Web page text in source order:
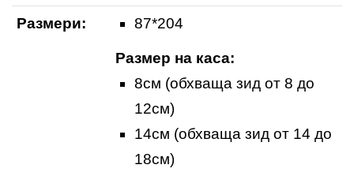
Размери: 87*204
Размер на каса:
8см (обхваща зид от 8 до
12см)
14см (обхваща зид от 14 до
18см)